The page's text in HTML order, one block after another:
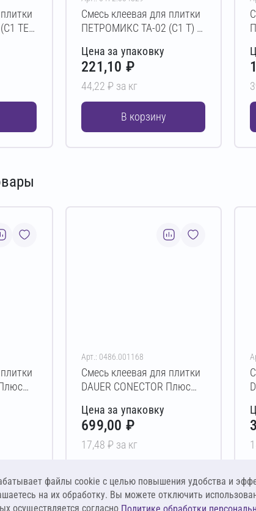
TE)
Смесь клеевая для плитки
ПЕТРОМИКС TA-02 (C1 T) 5
Цена за упаковку
221,10 ₽
44,22 ₽ за кг
В корзину
Арт.: 0486.001168
Смесь клеевая для плитки
DAUER CONECTOR Плюс
Цена за упаковку
699,00 ₽
17,48 ₽ за кг
файлы cookie c целью повышения удобства и
на их обработку. Вы можете отключить
осуществляется согласно